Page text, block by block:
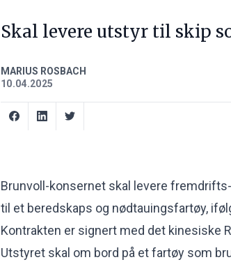
Skal levere utstyr til skip
MARIUS ROSBACH
10.04.2025
Brunvoll-konsernet skal levere
til et beredskaps og nødtauingsfartøy,
Kontrakten er signert med det kinesiske
Utstyret skal om bord på et fartøy som